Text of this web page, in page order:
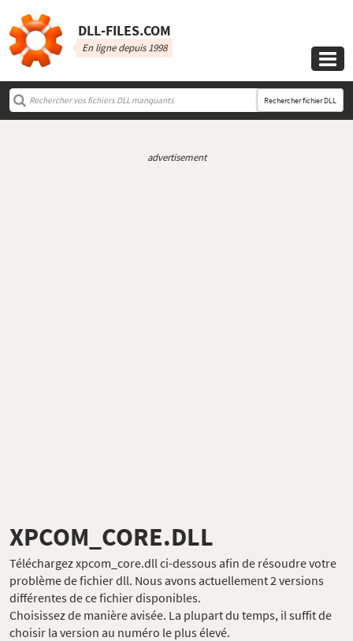
DLL‑FILES.COM
En ligne depuis 1998

Rechercher fichier DLL
advertisement
XPCOM_CORE.DLL
Téléchargez xpcom_core.dll ci-dessous afin de résoudre votre
problème de fichier dll. Nous avons actuellement 2 versions
différentes de ce fichier disponibles.
Choisissez de manière avisée. La plupart du temps, il suffit de
choisir la version au numéro le plus élevé.